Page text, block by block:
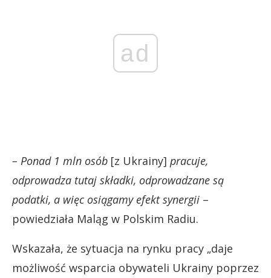
ad
– Ponad 1 mln osób [z Ukrainy] pracuje,
odprowadza tutaj składki, odprowadzane są
podatki, a więc osiągamy efekt synergii –
powiedziała Maląg w Polskim Radiu.
Wskazała, że sytuacja na rynku pracy „daje
możliwość wsparcia obywateli Ukrainy poprzez